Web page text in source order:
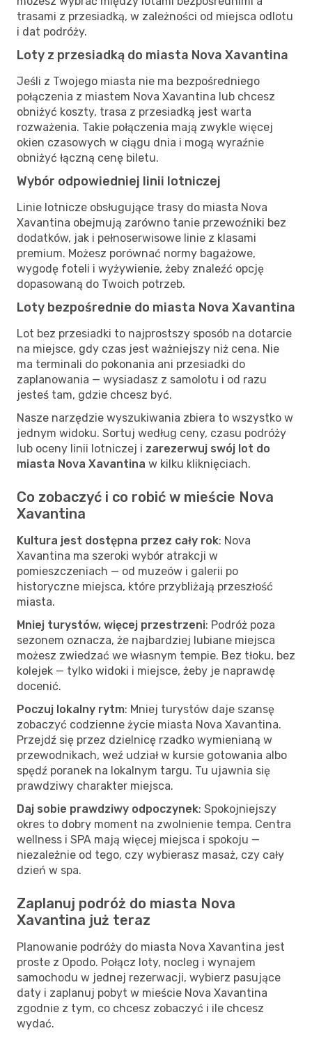
trasami z przesiadką, w zależności od miejsca odlotu
i dat podróży.
Loty z przesiadką do miasta Nova Xavantina
Jeśli z Twojego miasta nie ma bezpośredniego
połączenia z miastem Nova Xavantina lub chcesz
obniżyć koszty, trasa z przesiadką jest warta
rozważenia. Takie połączenia mają zwykle więcej
okien czasowych w ciągu dnia i mogą wyraźnie
obniżyć łączną cenę biletu.
Wybór odpowiedniej linii lotniczej
Linie lotnicze obsługujące trasy do miasta Nova
Xavantina obejmują zarówno tanie przewoźniki bez
dodatków, jak i pełnoserwisowe linie z klasami
premium. Możesz porównać normy bagażowe,
wygodę foteli i wyżywienie, żeby znaleźć opcję
dopasowaną do Twoich potrzeb.
Loty bezpośrednie do miasta Nova Xavantina
Lot bez przesiadki to najprostszy sposób na dotarcie
na miejsce, gdy czas jest ważniejszy niż cena. Nie
ma terminali do pokonania ani przesiadki do
zaplanowania — wysiadasz z samolotu i od razu
jesteś tam, gdzie chcesz być.
Nasze narzędzie wyszukiwania zbiera to wszystko w
jednym widoku. Sortuj według ceny, czasu podróży
lub oceny linii lotniczej i zarezerwuj swój lot do
miasta Nova Xavantina w kilku kliknięciach.
Co zobaczyć i co robić w mieście Nova
Xavantina
Kultura jest dostępna przez cały rok: Nova
Xavantina ma szeroki wybór atrakcji w
pomieszczeniach — od muzeów i galerii po
historyczne miejsca, które przybliżają przeszłość
miasta.
Mniej turystów, więcej przestrzeni: Podróż poza
sezonem oznacza, że najbardziej lubiane miejsca
możesz zwiedzać we własnym tempie. Bez tłoku, bez
kolejek — tylko widoki i miejsce, żeby je naprawdę
docenić.
Poczuj lokalny rytm: Mniej turystów daje szansę
zobaczyć codzienne życie miasta Nova Xavantina.
Przejdź się przez dzielnicę rzadko wymienianą w
przewodnikach, weź udział w kursie gotowania albo
spędź poranek na lokalnym targu. Tu ujawnia się
prawdziwy charakter miejsca.
Daj sobie prawdziwy odpoczynek: Spokojniejszy
okres to dobry moment na zwolnienie tempa. Centra
wellness i SPA mają więcej miejsca i spokoju —
niezależnie od tego, czy wybierasz masaż, czy cały
dzień w spa.
Zaplanuj podróż do miasta Nova
Xavantina już teraz
Planowanie podróży do miasta Nova Xavantina jest
proste z Opodo. Połącz loty, nocleg i wynajem
samochodu w jednej rezerwacji, wybierz pasujące
daty i zaplanuj pobyt w mieście Nova Xavantina
zgodnie z tym, co chcesz zobaczyć i ile chcesz
wydać.